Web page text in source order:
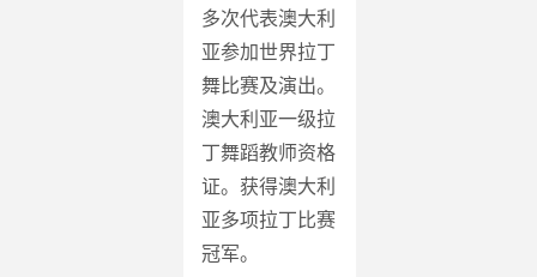
多次代表澳大利
亚参加世界拉丁
舞比赛及演出。
澳大利亚一级拉
丁舞蹈教师资格
证。获得澳大利
亚多项拉丁比赛
冠军。